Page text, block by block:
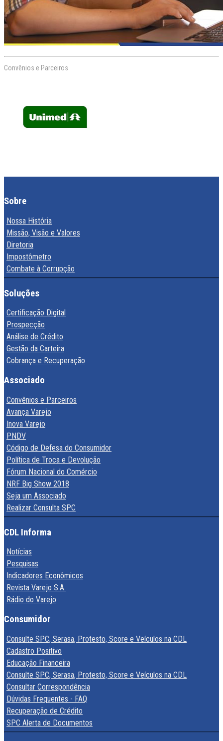
Convênios e Parceiros
Sobre
Nossa História
Missão, Visão e Valores
Diretoria
Impostômetro
Combate à Corrupção
Soluções
Certificação Digital
Prospecção
Análise de Crédito
Gestão da Carteira
Cobrança e Recuperação
Associado
Convênios e Parceiros
Avança Varejo
Inova Varejo
PNDV
Código de Defesa do Consumidor
Política de Troca e Devolução
Fórum Nacional do Comércio
NRF Big Show 2018
Seja um Associado
Realizar Consulta SPC
CDL Informa
Notícias
Pesquisas
Indicadores Econômicos
Revista Varejo S.A.
Rádio do Varejo
Consumidor
Consulte SPC, Serasa, Protesto, Score e Veículos na CDL
Cadastro Positivo
Educação Financeira
Consulte SPC, Serasa, Protesto, Score e Veículos na CDL
Consultar Correspondência
Dúvidas Frequentes - FAQ
Recuperação de Crédito
SPC Alerta de Documentos